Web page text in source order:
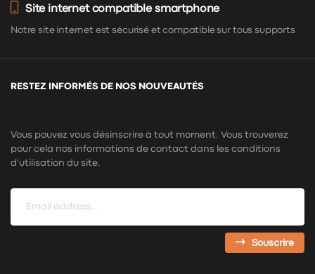
Site internet compatible smartphone
Notre site internet est sécurisé et compatible sur tous supports
RESTEZ INFORMÉS DE NOS NOUVEAUTÉS
Vous pouvez vous désinscrire à tout moment. Vous trouverez
pour cela nos informations de contact dans les conditions
d'utilisation du site.
Souscrire